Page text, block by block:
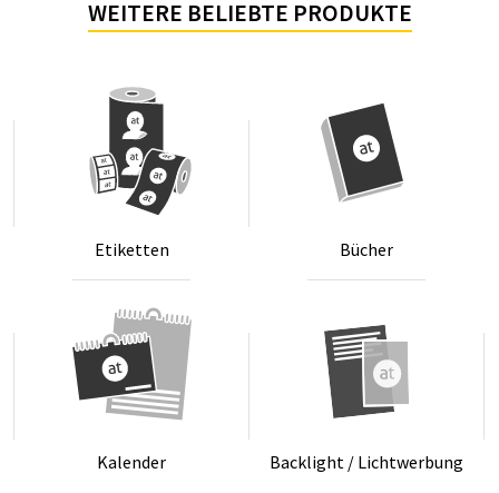
WEITERE BELIEBTE PRODUKTE
Eti­ket­ten Bü­cher
Ka­len­der Back­light / Licht­wer­bung